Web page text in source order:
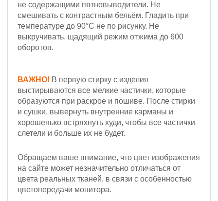
не содержащими пятновыводители. Не
смешивать с контрастным бельём. Гладить при
температуре до 90°С не по рисунку. Не
выкручивать, щадящий режим отжима до 600
оборотов.
ВАЖНО! В первую стирку с изделия
выстирываются все мелкие частички, которые
образуются при раскрое и пошиве. После стирки
и сушки, вывернуть внутренние карманы и
хорошенько встряхнуть худи, чтобы все частички
слетели и больше их не будет.
Обращаем ваше внимание, что цвет изображения
на сайте может незначительно отличаться от
цвета реальных тканей, в связи с особенностью
цветопередачи монитора.